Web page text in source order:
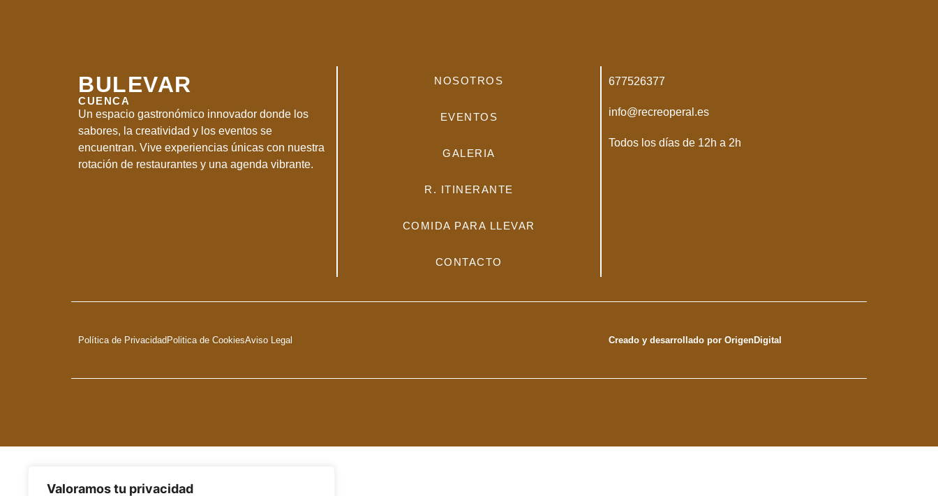
Valoramos tu privacidad
BULEVAR
CUENCA
Un espacio gastronómico innovador donde los
sabores, la creatividad y los eventos se
encuentran. Vive experiencias únicas con nuestra
rotación de restaurantes y una agenda vibrante.
NOSOTROS
EVENTOS
GALERIA
R. ITINERANTE
COMIDA PARA LLEVAR
CONTACTO
677526377
info@recreoperal.es
Todos los días de 12h a 2h
Creado y desarrollado por OrigenDigital
Política de Privacidad Politica de CookiesAviso Legal